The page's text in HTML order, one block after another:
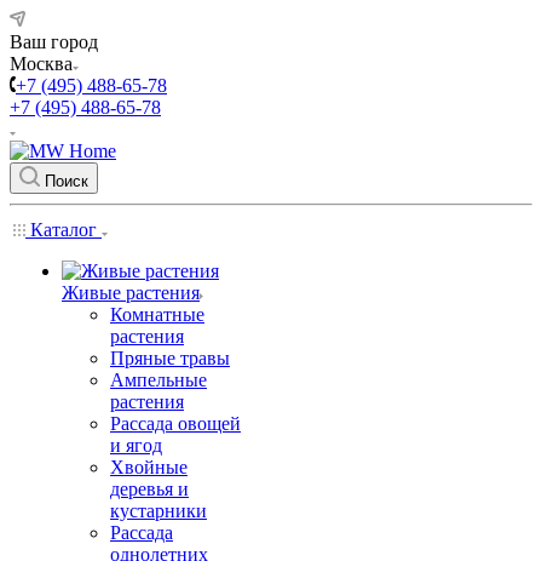
Ваш город
Москва
+7 (495) 488-65-78
+7 (495) 488-65-78
Поиск
Каталог
Живые растения
Комнатные
растения
Пряные травы
Ампельные
растения
Рассада овощей
и ягод
Хвойные
деревья и
кустарники
Рассада
однолетних